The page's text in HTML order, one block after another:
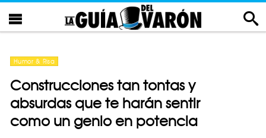
Humor & Risa
Construcciones tan tontas y
absurdas que te harán sentir
como un genio en potencia